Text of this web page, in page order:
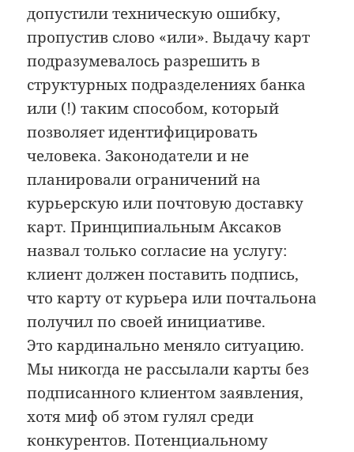
допустили техническую ошибку,
пропустив слово «или». Выдачу карт
подразумевалось разрешить в
структурных подразделениях банка
или (!) таким способом, который
позволяет идентифицировать
человека. Законодатели и не
планировали ограничений на
курьерскую или почтовую доставку
карт. Принципиальным Аксаков
назвал только согласие на услугу:
клиент должен поставить подпись,
что карту от курьера или почтальона
получил по своей инициативе.
Это кардинально меняло ситуацию.
Мы никогда не рассылали карты без
подписанного клиентом заявления,
хотя миф об этом гулял среди
конкурентов. Потенциальному